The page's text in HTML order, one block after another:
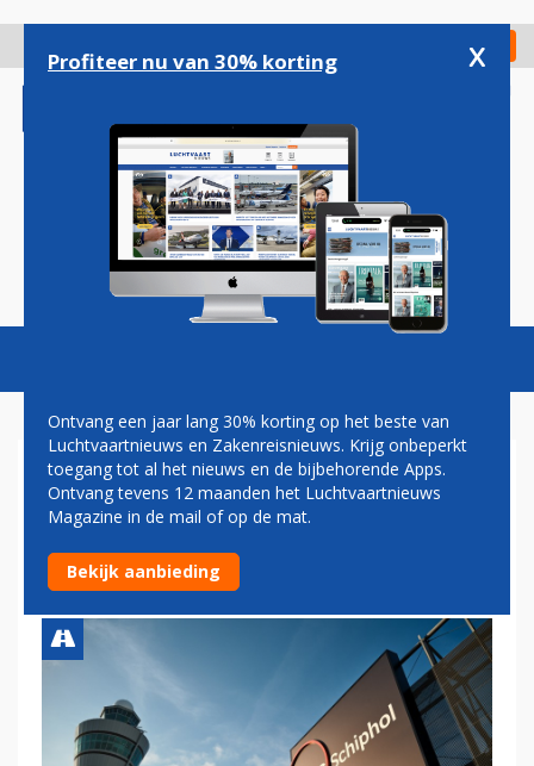
gaan
Check in
Magazine Podcasts Vacatures
'MILIEUSTUDIE: SCHIPHOL
SCHIET TEKORT VOOR
OMWONENDEN'
Profiteer nu van 30% korting x
Ontvang een jaar lang 30% korting op het beste van
Luchtvaartnieuws en Zakenreisnieuws. Krijg onbeperkt
toegang tot al het nieuws en de bijbehorende Apps.
Ontvang tevens 12 maanden het Luchtvaartnieuws
Magazine in de mail of op de mat.
Bekijk aanbieding